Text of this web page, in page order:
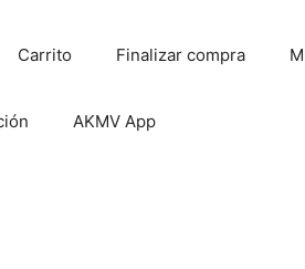
Carrito Finalizar compra
AKMV App